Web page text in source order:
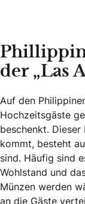
der „Las
Auf den
Hochzeitsgäste
beschenkt. Dieser
kommt, besteht
sind. Häufig sind
Wohlstand und
Münzen werden
an die Gäste